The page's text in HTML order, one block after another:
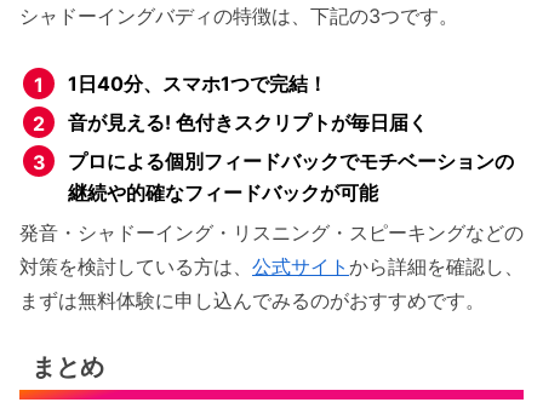
シャドーイングバディの特徴は、下記の3つです。
1日40分、スマホ1つで完結 ！
音が見える! 色付きスクリプトが毎日届く
プロによる個別フィードバックでモチベーションの
継続や的確なフィードバックが可能
発音・シャドーイング・リスニング・スピーキングなどの
対策を検討している方は、 公式サイト から詳細を確認し、
まずは無料体験に申し込んでみるのがおすすめです。
まとめ